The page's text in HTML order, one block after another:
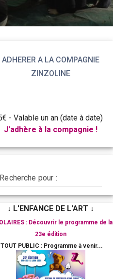
ADHERER A LA COMPAGNIE
ZINZOLINE
- Valable un an (date à date)
J'adhère à la compagnie !
Recherche pour :
↓ L'ENFANCE DE L'ART ↓
: Découvrir le programme de la
23e édition
TOUT PUBLIC : Programme à venir...